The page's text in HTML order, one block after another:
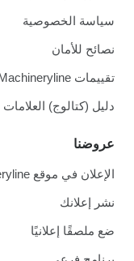
سياسة الخصوصية
نصائح للأمان
تقييمات Machineryline
دليل (كتالوج) العلامات
عروضنا
الإعلان في موقع Machineryline.
نشر إعلانك
ضع ملصقًا إعلانيًا